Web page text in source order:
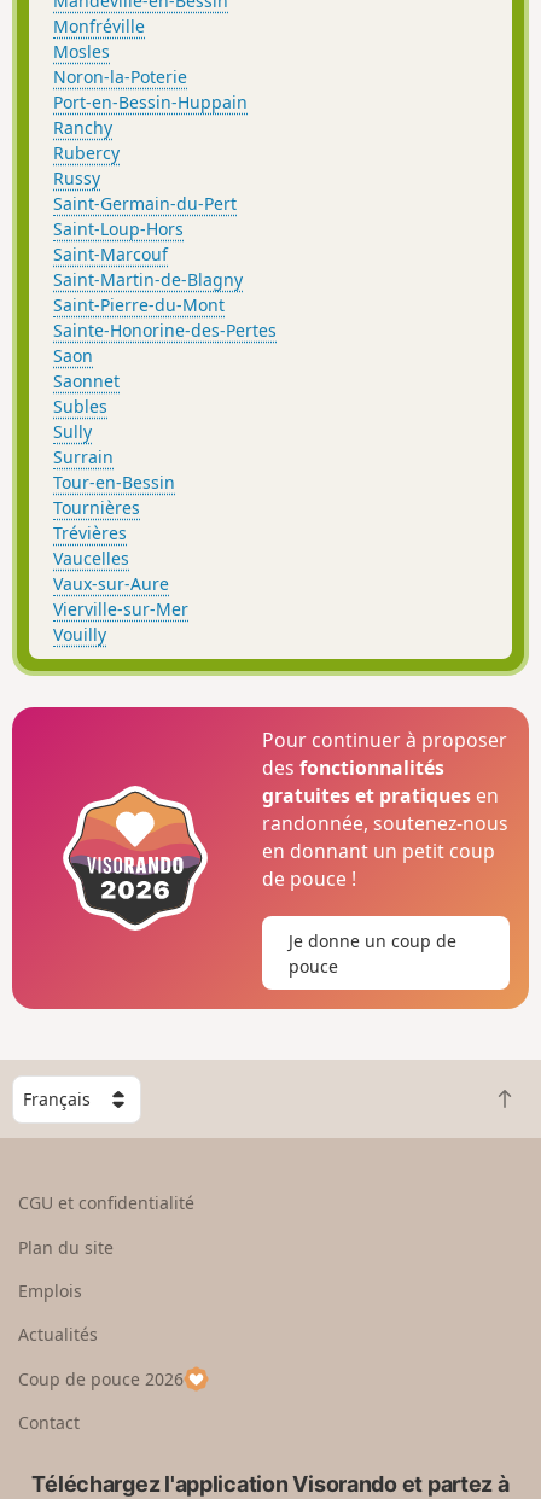
Monfréville
Mosles
Noron-la-Poterie
Port-en-Bessin-Huppain
Ranchy
Rubercy
Russy
Saint-Germain-du-Pert
Saint-Loup-Hors
Saint-Marcouf
Saint-Martin-de-Blagny
Saint-Pierre-du-Mont
Sainte-Honorine-des-Pertes
Saon
Saonnet
Subles
Sully
Surrain
Tour-en-Bessin
Tournières
Trévières
Vaucelles
Vaux-sur-Aure
Vierville-sur-Mer
Vouilly
Pour continuer à proposer
desfonctionnalités
gratuites et pratiques en
randonnée, soutenez-nous
en donnant un petit coup
de pouce !
Je donne un coup de
pouce
C
o
e
u
p
a
R
e
CGU et confidentialité
Plan du site
Emplois
Actualités
Coup de pouce 2026
Contact
Téléchargez l'application Visorando et partez à